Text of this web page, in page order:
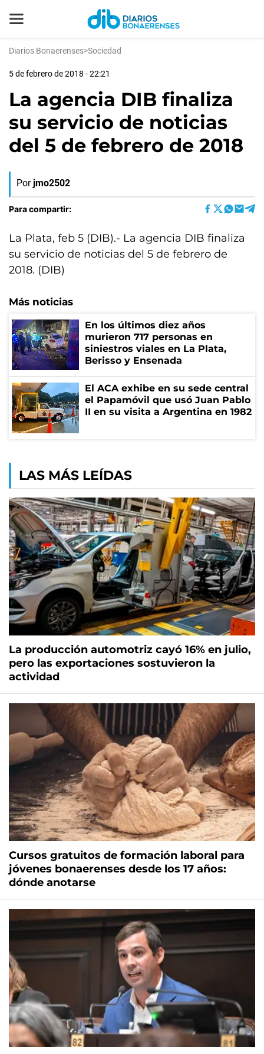
Diarios Bonaerenses>Sociedad
5 de febrero de 2018 - 22:21
La agencia DIB finaliza
su servicio de noticias
del 5 de febrero de 2018
Por jmo2502
Para compartir:
La Plata, feb 5 (DIB).- La agencia DIB finaliza
su servicio de noticias del 5 de febrero de
2018. (DIB)
Más noticias
En los últimos diez años
murieron 717 personas en
siniestros viales en La Plata,
Berisso y Ensenada
El ACA exhibe en su sede central
el Papamóvil que usó Juan Pablo
II en su visita a Argentina en 1982
LAS MÁS LEÍDAS
La producción automotriz cayó 16% en julio,
pero las exportaciones sostuvieron la
actividad
Cursos gratuitos de formación laboral para
jóvenes bonaerenses desde los 17 años:
dónde anotarse